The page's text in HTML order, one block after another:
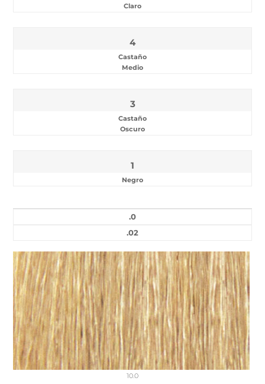
Claro
4
Castaño
Medio
3
Castaño
Oscuro
1
Negro
.0
.02
10.0